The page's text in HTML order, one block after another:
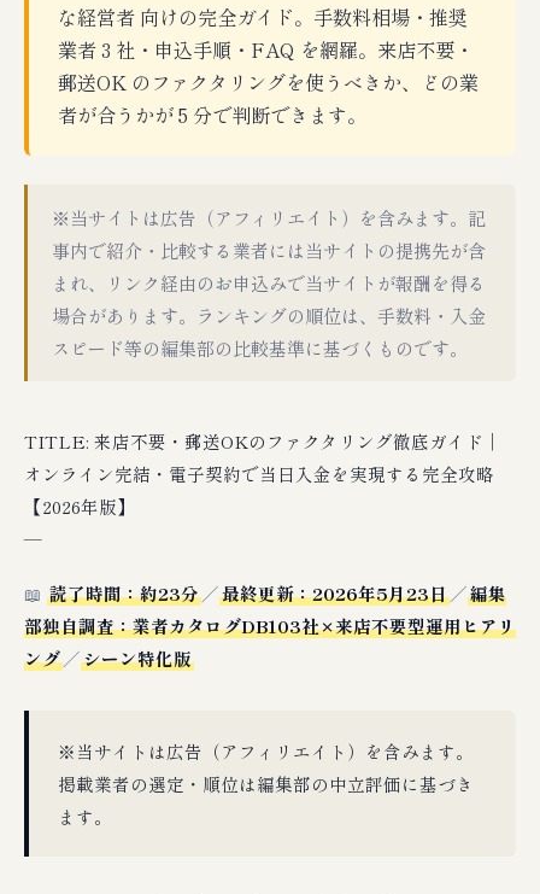
な経営者 向けの完全ガイド。手数料相場・推奨
業者 3 社・申込手順・FAQ を網羅。来店不要・
郵送OK のファクタリングを使うべきか、どの業
者が合うかが 5 分で判断できます。
※当サイトは広告（アフィリエイト）を含みます。記
事内で紹介・比較する業者には当サイトの提携先が含
まれ、リンク経由のお申込みで当サイトが報酬を得る
場合があります。ランキングの順位は、手数料・入金
スピード等の編集部の比較基準に基づくものです。
TITLE: 来店不要・郵送OKのファクタリング徹底ガイド｜
オンライン完結・電子契約で当日入金を実現する完全攻略
【2026年版】
—
📖 読了時間：約23分／最終更新：2026年5月23日／編集
部独自調査：業者カタログDB103社×来店不要型運用ヒアリ
ング／シーン特化版
※当サイトは広告（アフィリエイト）を含みます。
掲載業者の選定・順位は編集部の中立評価に基づき
ます。